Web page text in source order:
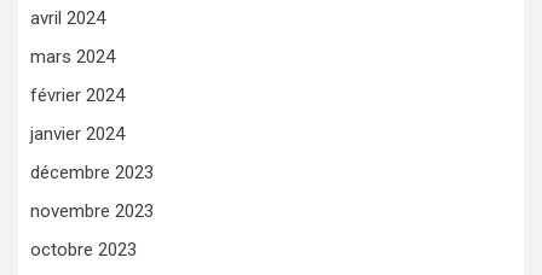
avril 2024
mars 2024
février 2024
janvier 2024
décembre 2023
novembre 2023
octobre 2023